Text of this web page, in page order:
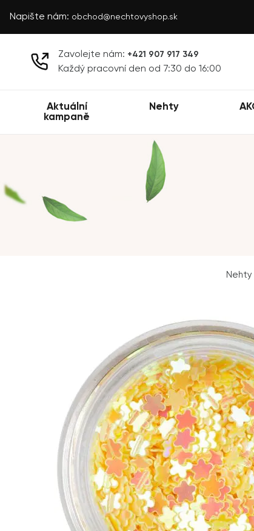
Napište nám: obchod@nechtovyshop.sk
Zavolejte nám: +421 907 917 349
Každý pracovní den od 7:30 do 16:00
Aktuální
kampaně
Nehty
Nehty